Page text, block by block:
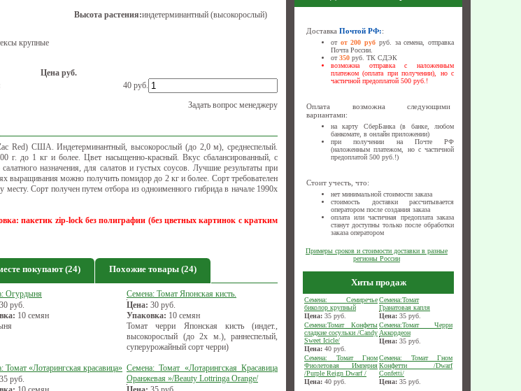
Высота растения:индетерминантный (высокорослый)
крупные
Цена руб.
40 руб.
Задать вопрос менеджеру
Red) США. Индетерминантный, высокорослый (до 2,0 м), среднеспелый.
г. до 1 кг и более. Цвет насыщенно-красный. Вкус сбалансированный, с
назначения, для салатов и густых соусов. Лучшие результаты при
выращивания можно получить помидор до 2 кг и более. Сорт требователен
Сорт получен путем отбора из одноименного гибрида в начале 1990х
пакетик zip-lock без полиграфии (без цветных картинок с кратким
покупают (24) Похожие товары (24)
Огурдыня
30 руб.
10 семян
Семена: Томат Японская кисть.
Цена: 30 руб.
Упаковка: 10 семян
Томат черри Японская кисть (индет.,
высокорослый (до 2х м.), раннеспелый,
суперурожайный сорт черри)
Томат «Лотарингская красавица»
35 руб.
Семена: Томат «Лотарингская Красавица
Оранжевая »/Beauty Lottringa Оrange/
Доставка Почтой РФ::
от от 200 руб руб. за семена, отправка
Почта России.
от350 руб. ТК СДЭК
возможна отправка с наложенным
платежом (оплата при получении), но с
частичной предоплатой 500 руб.!
Оплата возможна следующими
вариантами:
на карту СберБанка (в банке, любом
банкомате, в онлайн приложении)
при получении на Почте РФ
(наложенным платежом, но с частичной
предоплатой 500 руб.!)
Стоит учесть, что:
нет минимальной стоимости заказа
стоимость доставки рассчитывается
оператором после создания заказа
оплата или частичная предоплата заказа
станут доступны только после обработки
заказа оператором
Примеры сроков и стоимости доставки в разные
регионы России
Хиты продаж
Семена: Семиречье
биколор крупный
Цена: 35 руб.
Семена:Томат
Гранатовая капля
Цена: 35 руб.
Семена:Томат Конфеты
сладкие сосульки /Candy
Sweet Icicle/
Цена: 40 руб.
Семена:Томат Черри
Аккордеон
Цена: 35 руб.
Семена: Томат Гном
Фиолетовая Империя
/Purple Reign Dwarf /
Цена: 40 руб.
Семена: Томат Гном
Конфетти /Dwarf
Confetti/
Цена: 35 руб.